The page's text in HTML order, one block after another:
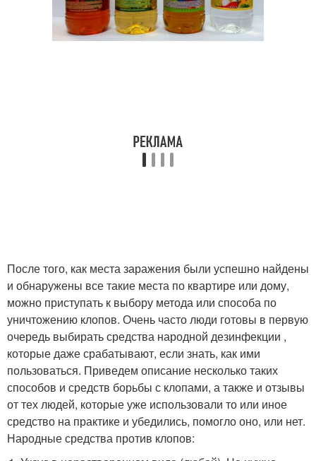
После того, как места заражения были успешно найдены
и обнаружены все такие места по квартире или дому,
можно приступать к выбору метода или способа по
уничтожению клопов. Очень часто люди готовы в первую
очередь выбирать средства народной дезинфекции ,
которые даже срабатывают, если знать, как ими
пользоваться. Приведем описание несколько таких
способов и средств борьбы с клопами, а также и отзывы
от тех людей, которые уже использовали то или иное
средство на практике и убедились, помогло оно, или нет.
Народные средства против клопов: